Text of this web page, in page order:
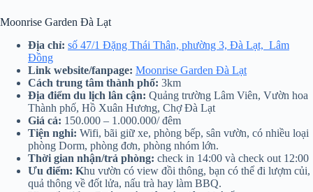
Moonrise Garden Đà Lạt
Địa chỉ: số 47/1 Đặng Thái Thân, phường 3, Đà Lạt, Lâm
Đồng
Link website/fanpage: Moonrise Garden Đà Lạt
Cách trung tâm thành phố: 3km
Địa điểm du lịch lân cận: Quảng trường Lâm Viên, Vườn hoa
Thành phố, Hồ Xuân Hương, Chợ Đà Lạt
Giá cả: 150.000 – 1.000.000/ đêm
Tiện nghi: Wifi, bãi giữ xe, phòng bếp, sân vườn, có nhiều loại
phòng Dorm, phòng đơn, phòng nhóm lớn.
Thời gian nhận/trả phòng: check in 14:00 và check out 12:00
Ưu điểm: Khu vườn có view đồi thông, bạn có thể đi lượm củi,
quả thông về đốt lửa, nấu trà hay làm BBQ.